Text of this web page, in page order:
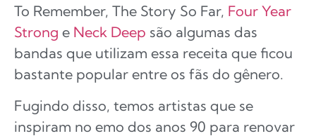
To Remember, The Story So Far, Four Year
Strong e Neck Deep são algumas das
bandas que utilizam essa receita que ficou
bastante popular entre os fãs do gênero.
Fugindo disso, temos artistas que se
inspiram no emo dos anos 90 para renovar